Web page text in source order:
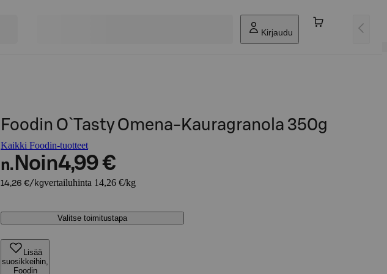
Kirjaudu
Foodin O`Tasty Omena-Kauragranola 350g
Kaikki Foodin-tuotteet
n. Noin4,99 €
14,26 €/kgvertailuhinta 14,26 €/kg
Valitse toimitustapa
Lisää
suosikkeihin,
Foodin